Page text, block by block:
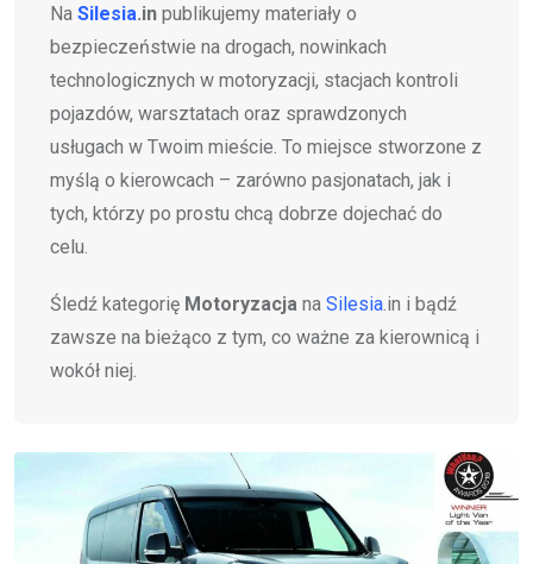
Na Silesia.in publikujemy materiały o
bezpieczeństwie na drogach, nowinkach
technologicznych w motoryzacji, stacjach kontroli
pojazdów, warsztatach oraz sprawdzonych
usługach w Twoim mieście. To miejsce stworzone z
myślą o kierowcach – zarówno pasjonatach, jak i
tych, którzy po prostu chcą dobrze dojechać do
celu.
Śledź kategorię Motoryzacja na Silesia .in i bądź
zawsze na bieżąco z tym, co ważne za kierownicą i
wokół niej.